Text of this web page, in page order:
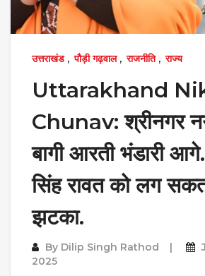
उत्तराखंड, पौड़ी गढ़वाल, राजनीति, राज्य
Uttarakhand
Chunav: श्रीनगर
बागी आरती भंडारी
सिंह रावत को लग
झटका.
By Dilip Singh Rathod
2025